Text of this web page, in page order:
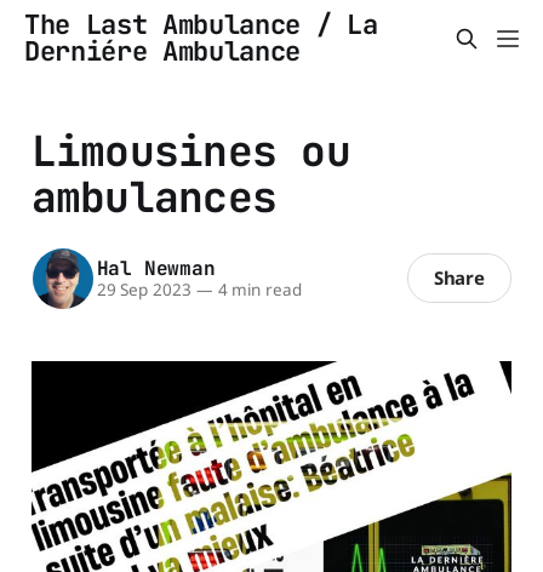
The Last Ambulance / La
Derniére Ambulance
Limousines ou
ambulances
Hal Newman
29 Sep 2023 — 4 min read Share